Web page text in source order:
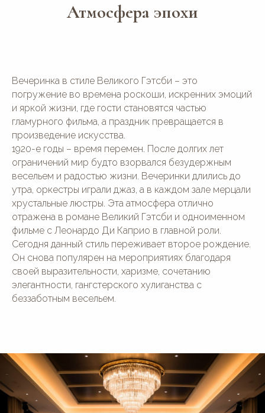
Атмосфера эпохи
Вечеринка в стиле Великого Гэтсби – это
погружение во времена роскоши, искренних эмоций
и яркой жизни, где гости становятся частью
гламурного фильма, а праздник превращается в
произведение искусства.
1920-е годы – время перемен. После долгих лет
ограничений мир будто взорвался безудержным
весельем и радостью жизни. Вечеринки длились до
утра, оркестры играли джаз, а в каждом зале мерцали
хрустальные люстры. Эта атмосфера отлично
отражена в романе Великий Гэтсби и одноименном
фильме с Леонардо Ди Каприо в главной роли.
Сегодня данный стиль переживает второе рождение.
Он снова популярен на мероприятиях благодаря
своей выразительности, харизме, сочетанию
элегантности, гангстерского хулиганства с
беззаботным весельем.